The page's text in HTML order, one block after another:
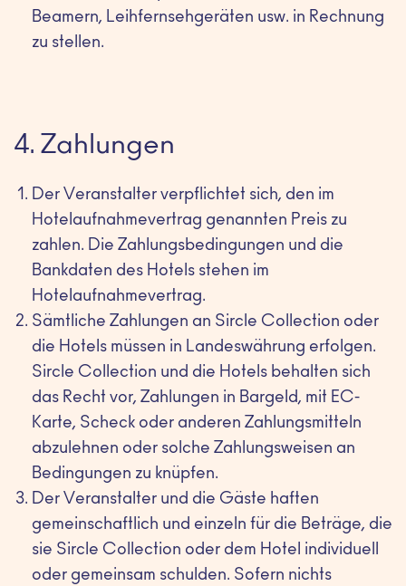
Beamern, Leihfernsehgeräten usw. in Rechnung
zu stellen.
4. Zahlungen
Der Veranstalter verpflichtet sich, den im
Hotelaufnahmevertrag genannten Preis zu
zahlen. Die Zahlungsbedingungen und die
Bankdaten des Hotels stehen im
Hotelaufnahmevertrag.
Sämtliche Zahlungen an Sircle Collection oder
die Hotels müssen in Landeswährung erfolgen.
Sircle Collection und die Hotels behalten sich
das Recht vor, Zahlungen in Bargeld, mit EC-
Karte, Scheck oder anderen Zahlungsmitteln
abzulehnen oder solche Zahlungsweisen an
Bedingungen zu knüpfen.
Der Veranstalter und die Gäste haften
gemeinschaftlich und einzeln für die Beträge, die
sie Sircle Collection oder dem Hotel individuell
oder gemeinsam schulden. Sofern nichts